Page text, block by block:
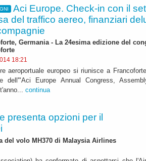
Aci Europe. Check-in con il
del traffico aereo, finanziari
Germania - La 24esima edizione del
18:21
aeroportuale europeo si riunisce a
dell'"Aci Europe Annual Congress,
continua
presenta opzioni per il
del volo MH370 di Malaysia Airlines